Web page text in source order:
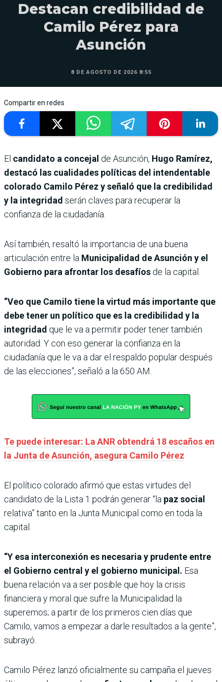
Destacan credibilidad de
Camilo Pérez para
Asunción
8 DE AGOSTO DE 2026 8:55
Compartir en redes
El candidato a concejal de Asunción, Hugo Ramírez,
destacó las cualidades políticas del intendentable
colorado Camilo Pérez y señaló que la credibilidad
y la integridad serán claves para recuperar la
confianza de la ciudadanía.
Así también, resaltó la importancia de una buena
articulación entre la Municipalidad de Asunción y el
Gobierno para afrontar los desafíos de la capital.
“Veo que Camilo tiene la virtud más importante que
debe tener un político que es la credibilidad y la
integridad que le va a permitir poder tener también
autoridad. Y con eso generar la confianza en la
ciudadanía que le va a dar el respaldo popular después
de las elecciones”, señaló a la 650 AM.
Te puede interesar: La ANR obtendrá 18 escaños en
la Junta de Asunción, asegura Camilo Pérez
El político colorado afirmó que estas virtudes del
candidato de la Lista 1 podrán generar “la paz social
relativa” tanto en la Junta Municipal como en toda la
capital.
“Y esa interconexión es necesaria y prudente entre
el Gobierno central y el gobierno municipal. Esa
buena relación va a ser posible que hoy la crisis
financiera y moral que sufre la Municipalidad la
superemos; a partir de los primeros cien días que
Camilo, vamos a empezar a darle resultados a la gente”,
subrayó.
Camilo Pérez lanzó oficialmente su campaña el jueves